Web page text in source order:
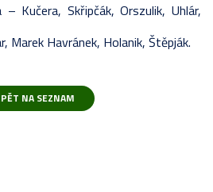
Kučera, Skřipčák, Orszulik, Uhlár,
Marek Havránek, Holanik, Štěpják.